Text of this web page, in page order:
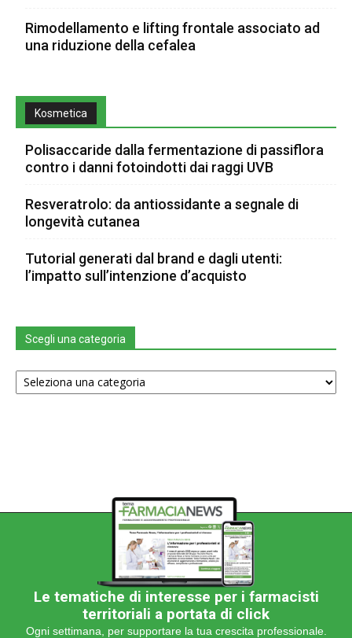
Rimodellamento e lifting frontale associato ad
una riduzione della cefalea
Kosmetica
Polisaccaride dalla fermentazione di passiflora
contro i danni fotoindotti dai raggi UVB
Resveratrolo: da antiossidante a segnale di
longevità cutanea
Tutorial generati dal brand e dagli utenti:
l’impatto sull’intenzione d’acquisto
Scegli una categoria
Scegli
una
Le tematiche di interesse per i farmacisti
territoriali a portata di click
Ogni settimana, per supportare la tua crescita professionale.